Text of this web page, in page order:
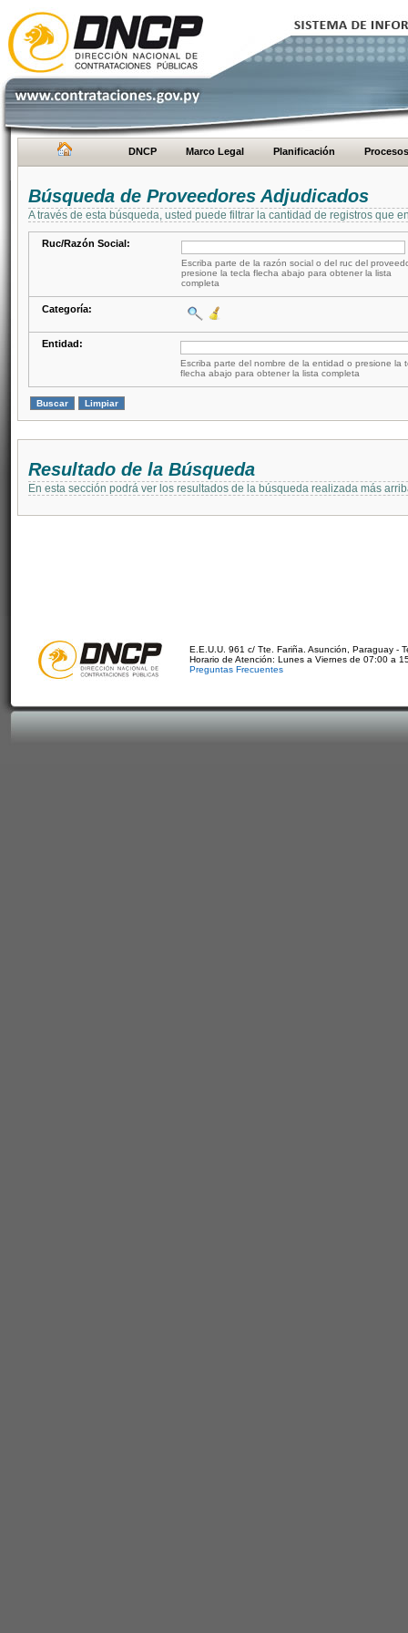
DNCP Marco Legal Planificación Procesos
Búsqueda de Proveedores Adjudicados
A través de esta búsqueda, usted puede filtrar la cantidad de registros que
Ruc/Razón Social:
Escriba parte de la razón social o del ruc del
presione la tecla flecha abajo para obtener la lista
completa
Categoría:
Entidad:
Escriba parte del nombre de la entidad o presione la
flecha abajo para obtener la lista completa
Resultado de la Búsqueda
En esta sección podrá ver los resultados de la búsqueda realizada más
E.E.U.U. 961 c/ Tte. Fariña. Asunción, Paraguay -
Horario de Atención: Lunes a Viernes de 07:00 a
Preguntas Frecuentes